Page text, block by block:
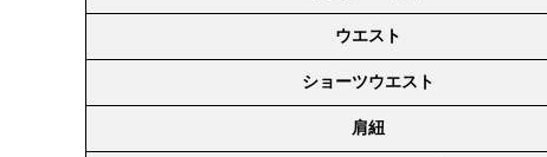
ウエスト
ショーツウエスト
肩紐